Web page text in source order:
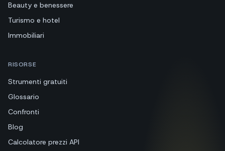
Beauty e benessere
Turismo e hotel
Immobiliari
RISORSE
Strumenti gratuiti
Glossario
Confronti
Blog
Calcolatore prezzi API